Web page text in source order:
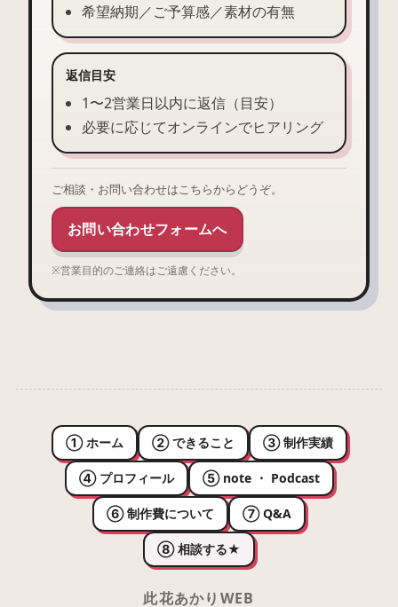
希望納期／ご予算感／素材の有無
返信目安
1〜2営業日以内に返信（目安）
必要に応じてオンラインでヒアリング
ご相談・お問い合わせはこちらからどうぞ。
お問い合わせフォームへ
※営業目的のご連絡はご遠慮ください。
① ホーム ② できること ③ 制作実績
④ プロフィール ⑤ note ・ Podcast
⑥ 制作費について ⑦ Q&A
⑧ 相談する★
此花あかりWEB